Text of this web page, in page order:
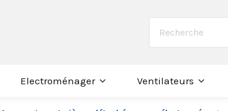
Electroménager Ventilateurs